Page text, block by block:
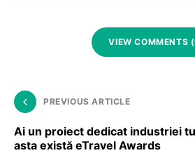
VIEW COMMENTS
PREVIOUS ARTICLE
Ai un proiect dedicat industriei
asta există eTravel Awards